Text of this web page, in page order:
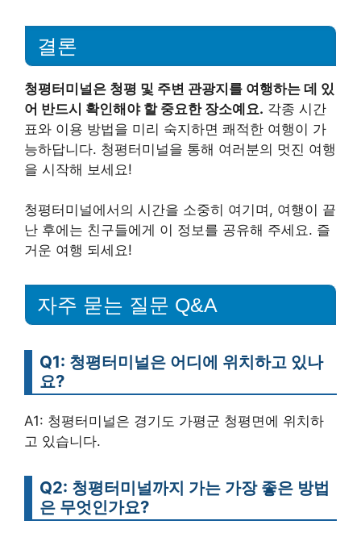
결론
청평터미널은 청평 및 주변 관광지를 여행하는 데 있
어 반드시 확인해야 할 중요한 장소예요. 각종 시간
표와 이용 방법을 미리 숙지하면 쾌적한 여행이 가
능하답니다. 청평터미널을 통해 여러분의 멋진 여행
을 시작해 보세요!
청평터미널에서의 시간을 소중히 여기며, 여행이 끝
난 후에는 친구들에게 이 정보를 공유해 주세요. 즐
거운 여행 되세요!
자주 묻는 질문 Q&A
Q1: 청평터미널은 어디에 위치하고 있나
요?
A1: 청평터미널은 경기도 가평군 청평면에 위치하
고 있습니다.
Q2: 청평터미널까지 가는 가장 좋은 방법
은 무엇인가요?